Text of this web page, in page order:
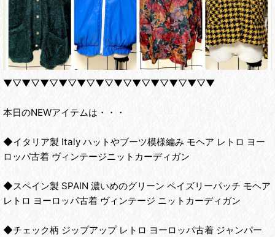
▼▽▼▽▼▽▼▽▼▽▼▽▼▽▼▽▼▽▼▽▼▽▼
本日のNEWアイテムは・・・
◆イタリア製 Italy ハットやブーツ模様編み モヘア レトロ ヨー
ロッパ古着 ヴィンテージニットカーディガン
◆スペイン製 SPAIN 濃いめのグリーン ペイズリーパッチ モヘア
レトロ ヨーロッパ古着 ヴィンテージ ニットカーディガン
◆チェック柄 ジップアップ レトロ ヨーロッパ古着 ジャンパー